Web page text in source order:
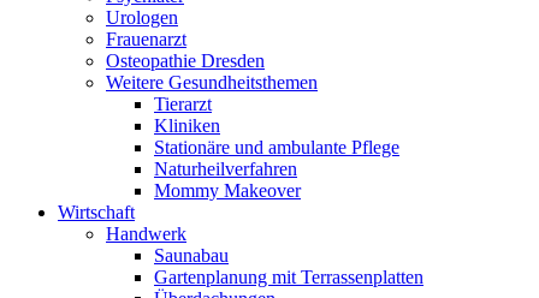
Urologen
Frauenarzt
Osteopathie Dresden
Weitere Gesundheitsthemen
Tierarzt
Kliniken
Stationäre und ambulante Pflege
Naturheilverfahren
Mommy Makeover
Wirtschaft
Handwerk
Saunabau
Gartenplanung mit Terrassenplatten